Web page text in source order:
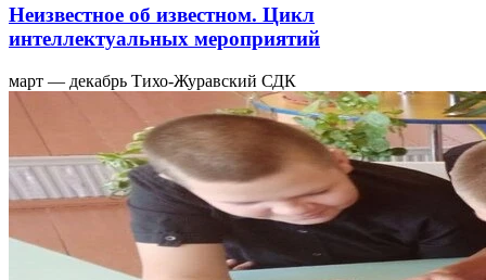
Неизвестное об известном. Цикл
интеллектуальных мероприятий
март — декабрь Тихо-Журавский СДК